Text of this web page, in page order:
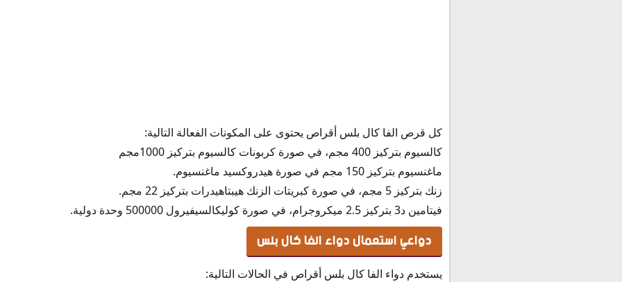
كل قرص الفا كال بلس أقراص يحتوى على المكونات الفعالة التالية:
كالسيوم بتركيز 400 مجم، في صورة كربونات كالسيوم بتركيز 1000مجم
ماغنسيوم بتركيز 150 مجم في صورة هيدروكسيد ماغنسيوم.
زنك بتركيز 5 مجم، في صورة كبريتات الزنك هيبتاهيدرات بتركيز 22 مجم.
فيتامين د3 بتركيز 2.5 ميكروجرام، في صورة كوليكالسيفيرول 500000 وحدة دولية.
دواعي استعمال دواء الفا كال بلس
يستخدم دواء الفا كال بلس أقراص في الحالات التالية: